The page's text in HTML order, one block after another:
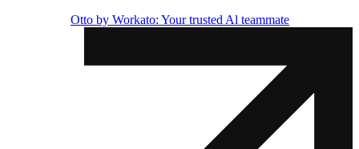
Otto by Workato: Your trusted Al teammate